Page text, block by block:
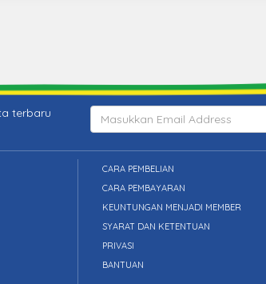
terbaru
CARA PEMBELIAN
CARA PEMBAYARAN
KEUNTUNGAN MENJADI MEMBER
SYARAT DAN KETENTUAN
PRIVASI
BANTUAN